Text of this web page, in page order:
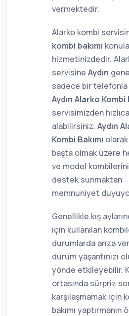
vermektedir.
Alarko kombi
kombi bakımı
hizmetinizdedir.
servisine Aydın
sadece bir telefonla
Aydın Alarko Kombi
servisimizden
alabilirsiniz. Aydın
Kombi Bakımı
başta olmak üzere
ve model
destek sunmaktan
memnuniyet
Genellikle kış
için kullanılan
durumlarda arıza
durum yaşantınızı
yönde etkileyebilir.
ortasında sürpriz
karşılaşmamak için
bakımı yaptırmanın